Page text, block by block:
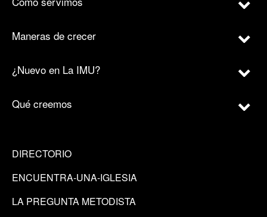
Maneras de crecer
¿Nuevo en La IMU?
Qué creemos
DIRECTORIO
ENCUENTRA-UNA-IGLESIA
LA PREGUNTA METODISTA